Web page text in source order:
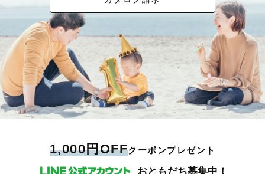
1,000円OFFクーポンプレゼント
おともだち募集中！